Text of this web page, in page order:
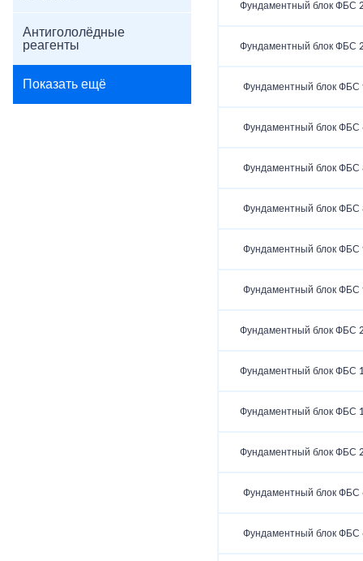
Антигололёдные
реагенты
Показать ещё
Фундаментный блок ФБС
Фундаментный блок ФБС
Фундаментный блок ФБС
Фундаментный блок ФБС
Фундаментный блок ФБС
Фундаментный блок ФБС
Фундаментный блок ФБС
Фундаментный блок ФБС
Фундаментный блок ФБС
Фундаментный блок ФБС
Фундаментный блок ФБС
Фундаментный блок ФБС
Фундаментный блок ФБС
Фундаментный блок ФБС